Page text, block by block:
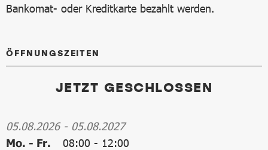
Bankomat- oder Kreditkarte bezahlt werden.
ÖFFNUNGSZEITEN
JETZT GESCHLOSSEN
05.08.2026- 05.08.2027
Mo. - Fr.
08:00 - 12:00